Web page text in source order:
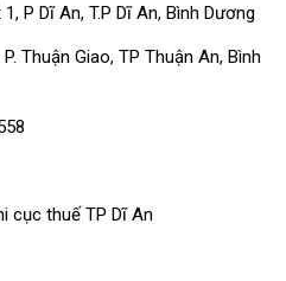
P Dĩ An, T.P Dĩ An, Bình Dương
Thuận Giao, TP Thuận An, Bình
cục thuế TP Dĩ An